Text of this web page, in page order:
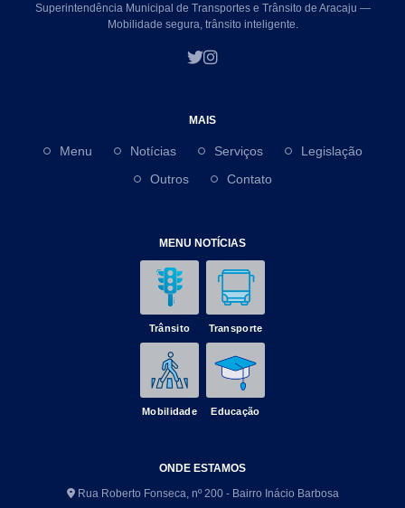
Superintendência Municipal de Transportes e Trânsito de Aracaju —
Mobilidade segura, trânsito inteligente.
MAIS
Menu Notícias Serviços
Legislação
Outros
Contato
MENU NOTÍCIAS
Trânsito Transporte
Mobilidade Educação
ONDE ESTAMOS
Rua Roberto Fonseca, nº 200 - Bairro Inácio Barbosa